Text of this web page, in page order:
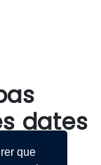
que
dates